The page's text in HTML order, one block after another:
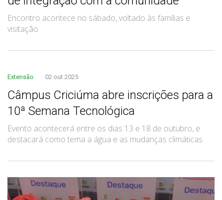
Encontro acontece no sábado, voltado às famílias e
visitação
Extensão 02 out 2025
Câmpus Criciúma abre inscrições para a
10ª Semana Tecnológica
Evento acontecerá entre os dias 13 e 18 de outubro, e
destacará como tema a água e as mudanças climáticas